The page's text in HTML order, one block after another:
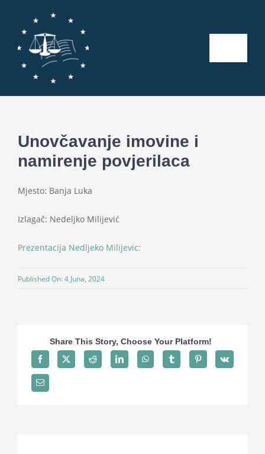
Toggle
Kalendar aktivnosti
Kontakt
Search
Unovčavanje imovine i
namirenje povjerilaca
Mjesto: Banja Luka
Izlagač: Nedeljko Milijević
Prezentacija Nedljeko Milijevic:
Published On: 4 Juna, 2024
Share This Story, Choose Your Platform!